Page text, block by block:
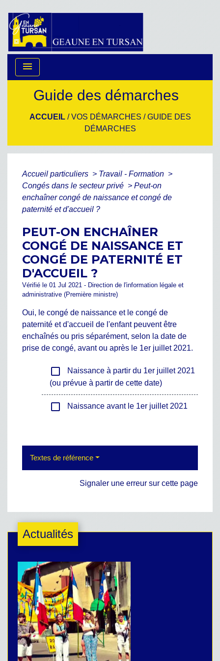
menu
Guide des démarches
ACCUEIL/VOS DÉMARCHES /GUIDE DES
DÉMARCHES
Accueil particuliers > Travail - Formation >
Congés dans le secteur privé > Peut-on
enchaîner congé de naissance et congé de
paternité et d'accueil ?
PEUT-ON ENCHAÎNER
CONGÉ DE NAISSANCE ET
CONGÉ DE PATERNITÉ ET
D'ACCUEIL ?
Vérifié le 01 Jul 2021 - Direction de l'information légale et
administrative (Première ministre)
Oui, le congé de naissance et le congé de
paternité et d'accueil de l'enfant peuvent être
enchaînés ou pris séparément, selon la date de
prise de congé, avant ou après le 1er juillet 2021.
check_box_outline_blank
Naissance à partir du 1er juillet 2021
(ou prévue à partir de cette date)
check_box_outline_blank Naissance avant le 1er juillet 2021
Textes de référence
Signaler une erreur sur cette page
Actualités